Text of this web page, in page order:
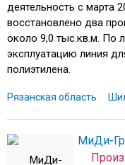
деятельность с марта
восстановлено два
около 9,0 тыс.кв.м. По
эксплуатацию линия
полиэтилена.
Рязанская область
МиДи-